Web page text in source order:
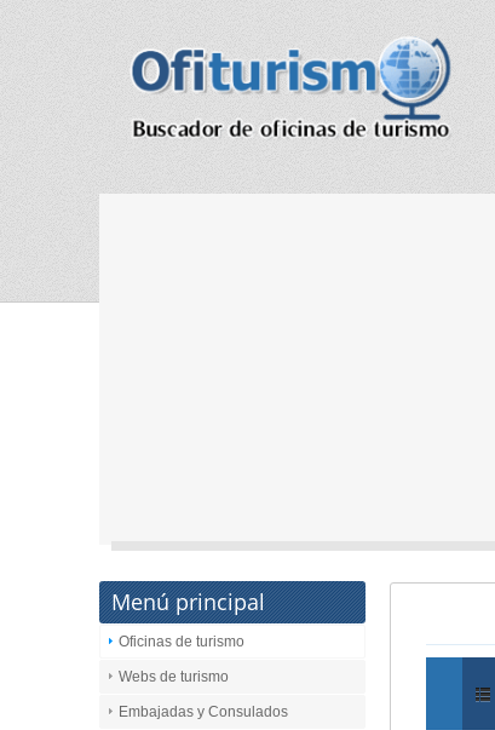
Menú principal
Oficinas de turismo
Webs de turismo
Embajadas y Consulados